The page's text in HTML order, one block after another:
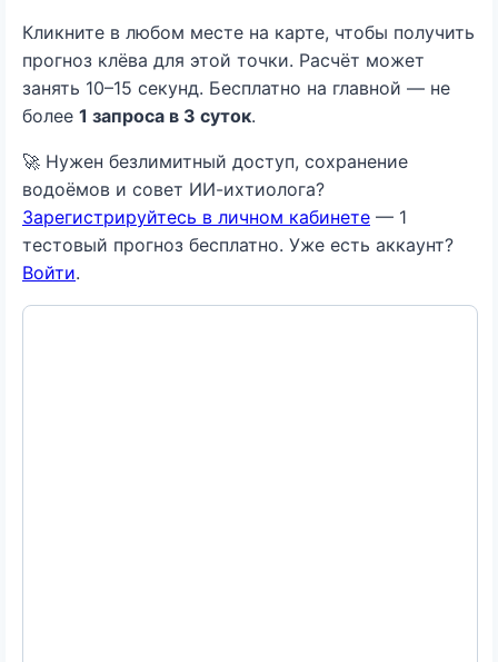
Кликните в любом месте на карте, чтобы получить
прогноз клёва для этой точки. Расчёт может
занять 10–15 секунд. Бесплатно на главной — не
более 1 запроса в 3 суток.
🚀 Нужен безлимитный доступ, сохранение
водоёмов и совет ИИ-ихтиолога?
Зарегистрируйтесь в личном кабинете — 1
тестовый прогноз бесплатно. Уже есть аккаунт?
Войти.